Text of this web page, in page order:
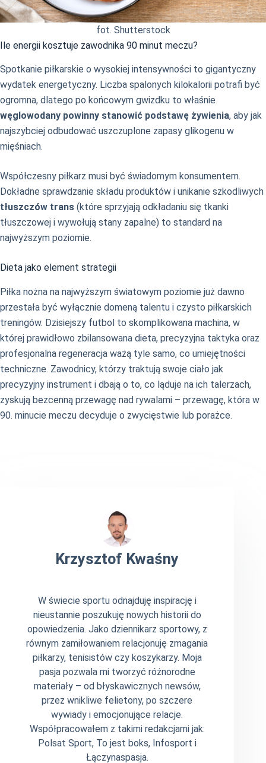
fot. Shutterstock
Ile energii kosztuje zawodnika 90 minut meczu?
Spotkanie piłkarskie o wysokiej intensywności to gigantyczny
wydatek energetyczny. Liczba spalonych kilokalorii potrafi być
ogromna, dlatego po końcowym gwizdku to właśnie
węglowodany powinny stanowić podstawę żywienia, aby jak
najszybciej odbudować uszczuplone zapasy glikogenu w
mięśniach.
Współczesny piłkarz musi być świadomym konsumentem.
Dokładne sprawdzanie składu produktów i unikanie szkodliwych
tłuszczów trans (które sprzyjają odkładaniu się tkanki
tłuszczowej i wywołują stany zapalne) to standard na
najwyższym poziomie.
Dieta jako element strategii
Piłka nożna na najwyższym światowym poziomie już dawno
przestała być wyłącznie domeną talentu i czysto piłkarskich
treningów. Dzisiejszy futbol to skomplikowana machina, w
której prawidłowo zbilansowana dieta, precyzyjna taktyka oraz
profesjonalna regeneracja ważą tyle samo, co umiejętności
techniczne. Zawodnicy, którzy traktują swoje ciało jak
precyzyjny instrument i dbają o to, co ląduje na ich talerzach,
zyskują bezcenną przewagę nad rywalami – przewagę, która w
90. minucie meczu decyduje o zwycięstwie lub porażce.
Krzysztof Kwaśny
W świecie sportu odnajduję inspirację i
nieustannie poszukuję nowych historii do
opowiedzenia. Jako dziennikarz sportowy, z
równym zamiłowaniem relacjonuję zmagania
piłkarzy, tenisistów czy koszykarzy. Moja
pasja pozwala mi tworzyć różnorodne
materiały – od błyskawicznych newsów,
przez wnikliwe felietony, po szczere
wywiady i emocjonujące relacje.
Współpracowałem z takimi redakcjami jak:
Polsat Sport, To jest boks, Infosport i
Łączynaspasja.